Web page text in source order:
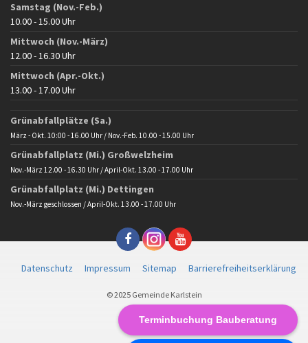
Terminbuchung Bauberatung
Samstag (Nov.-Feb.)
10.00 - 15.00 Uhr
Mittwoch (Nov.-März)
12.00 - 16.30 Uhr
Mittwoch (Apr.-Okt.)
13.00 - 17.00 Uhr
Grünabfallplätze (Sa.)
März - Okt. 10:00 - 16.00 Uhr / Nov.-Feb. 10.00 - 15.00 Uhr
Grünabfallplatz (Mi.) Großwelzheim
Nov.-März 12.00 - 16.30 Uhr / April-Okt. 13.00 - 17.00 Uhr
Grünabfallplatz (Mi.) Dettingen
Nov.-März geschlossen / April-Okt. 13.00 - 17.00 Uhr
Datenschutz Impressum Sitemap Barrierefreiheitserklärung
© 2025 Gemeinde Karlstein